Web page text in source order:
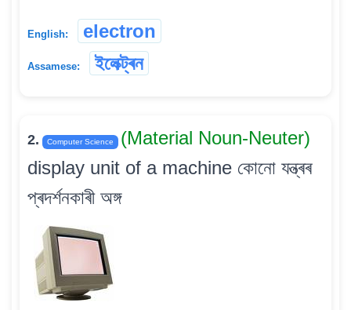
English: electron
Assamese: ইলেক্ট্ৰন
2. Computer Science
(Material Noun-Neuter)
display unit of a machine কোনো যন্ত্ৰৰ
প্ৰদৰ্শনকাৰী অঙ্গ